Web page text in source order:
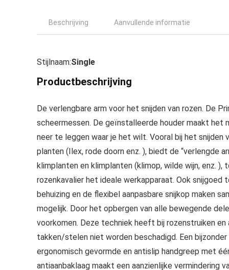
Beschrijving Aanvullende informatie
Stijlnaam:Single
Productbeschrijving
De verlengbare arm voor het snijden van rozen. De
scheermessen. De geïnstalleerde houder maakt
neer te leggen waar je het wilt. Vooral bij het snijden
planten (Ilex, rode doorn enz. ), biedt de “verlengde
klimplanten en klimplanten (klimop, wilde wijn, enz.
rozenkavalier het ideale werkapparaat. Ook
behuizing en de flexibel aanpasbare snijkop maken
mogelijk. Door het opbergen van alle bewegende
voorkomen. Deze techniek heeft bij rozenstruiken
takken/stelen niet worden beschadigd. Een
ergonomisch gevormde en antislip handgreep met
antiaanbaklaag maakt een aanzienlijke vermindering